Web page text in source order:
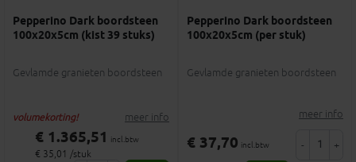
Pepperino Dark boordsteen
100x20x5cm (kist 39 stuks)
Gevlamde granieten boordsteen
volumekorting! meer info
€ 1.365,51 incl.btw
€ 35,01 /stuk
Pepperino Dark boordsteen
100x20x5cm (per stuk)
Gevlamde granieten boordsteen
meer info
€ 37,70 incl.btw - +